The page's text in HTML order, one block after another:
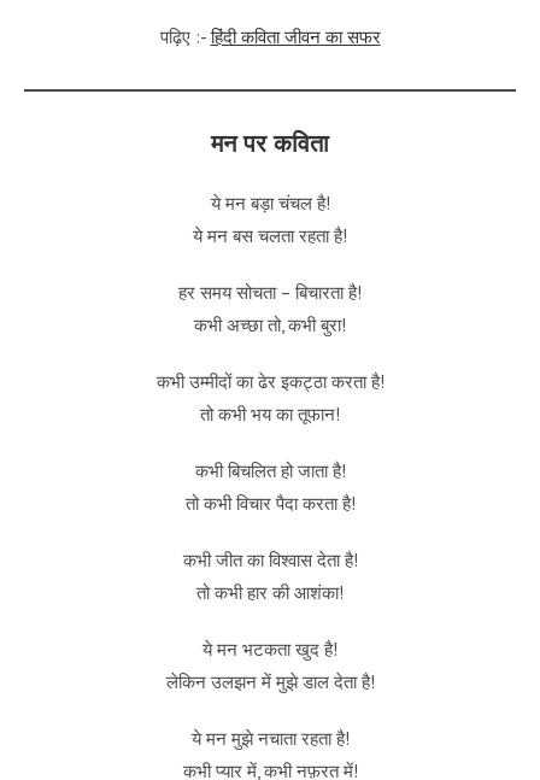
पढ़िए :-हिंदी कविता जीवन का सफर
मन पर कविता
ये मन बड़ा चंचल है!
ये मन बस चलता रहता है!
हर समय सोचता – बिचारता है!
कभी अच्छा तो, कभी बुरा!
कभी उम्मीदों का ढेर इकट्ठा करता है!
तो कभी भय का तूफान!
कभी बिचलित हो जाता है!
तो कभी विचार पैदा करता है!
कभी जीत का विश्वास देता है!
तो कभी हार की आशंका!
ये मन भटकता खुद है!
लेकिन उलझन में मुझे डाल देता है!
ये मन मुझे नचाता रहता है!
कभी प्यार में, कभी नफ़रत में!